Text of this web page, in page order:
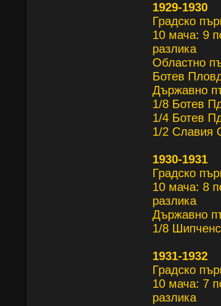
1929-1930
Градско
10 мача: 9
разлика
Областно
Ботев
Държавно
1/8 Ботев
1/4 Ботев
1/2 Славия
1930-1931
Градско
10 мача: 8
разлика
Държавно
1/8
1931-1932
Градско
10 мача: 7
разлика